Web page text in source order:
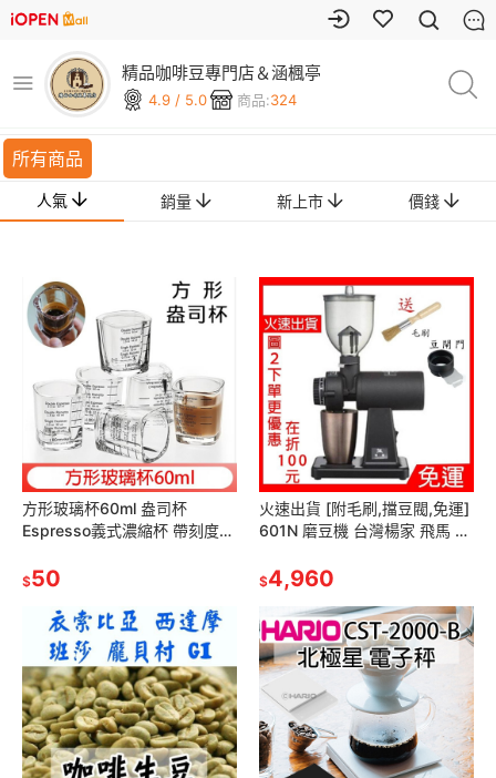
精品咖啡豆專門店＆涵楓亭
4.9 / 5.0 商品:324
所有商品
人氣 銷量 新上市 價錢
方形玻璃杯60ml 盎司杯
Espresso義式濃縮杯 帶刻度
安士杯 威士忌
$50
火速出貨 [附毛刷,擋豆閥,免運]
601N 磨豆機 台灣楊家 飛馬 總
$4,960